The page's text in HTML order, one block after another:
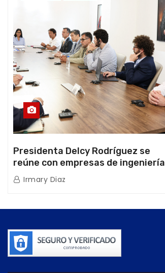
Presidenta Delcy Rodríguez se
reúne con empresas de ingeniería
sísmica Miyamoto International y
TFI Solutions
Irmary Diaz